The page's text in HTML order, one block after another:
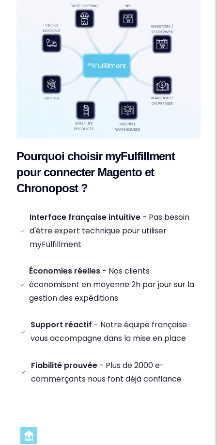
Pourquoi choisir myFulfillment
pour connecter Magento et
Chronopost ?
Interface française intuitive - Pas besoin
d'être expert technique pour utiliser
myFulfillment
Économies réelles - Nos clients
économisent en moyenne 2h par jour sur la
gestion des expéditions
Support réactif - Notre équipe française
vous accompagne dans la mise en place
Fiabilité prouvée - Plus de 2000 e-
commerçants nous font déjà confiance